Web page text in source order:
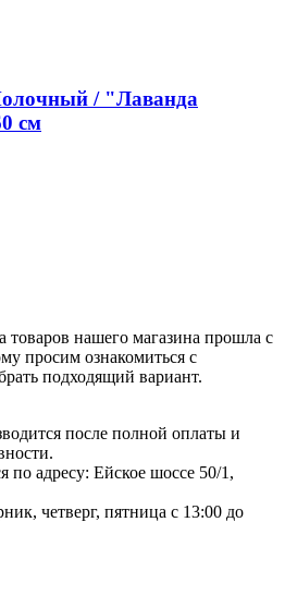
/ "Лаванда
см
нашего магазина прошла с
просим ознакомиться с
подходящий вариант.
после полной оплаты и
по адресу: Ейское шоссе 50/1,
четверг, пятница с 13:00 до